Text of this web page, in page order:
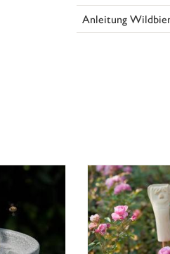
Anleitung